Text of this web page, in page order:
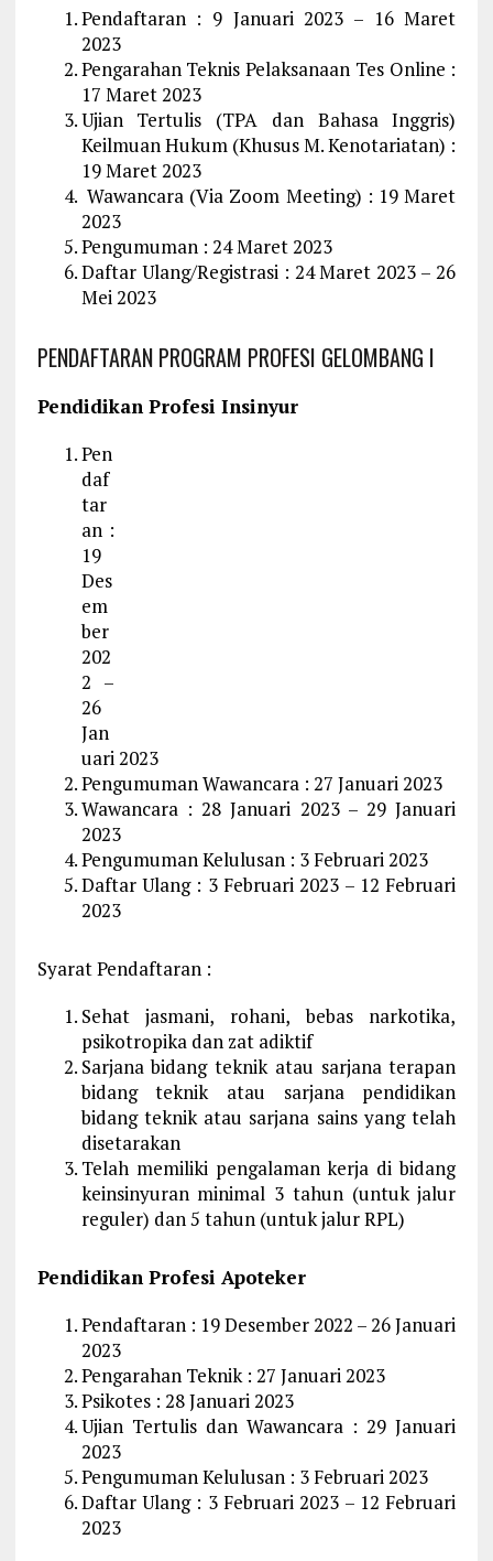
Pendaftaran : 9 Januari 2023 – 16 Maret
2023
Pengarahan Teknis Pelaksanaan Tes Online :
17 Maret 2023
Ujian Tertulis (TPA dan Bahasa Inggris)
Keilmuan Hukum (Khusus M. Kenotariatan) :
19 Maret 2023
Wawancara (Via Zoom Meeting) : 19 Maret
2023
Pengumuman : 24 Maret 2023
Daftar Ulang/Registrasi : 24 Maret 2023 – 26
Mei 2023
PENDAFTARAN PROGRAM PROFESI GELOMBANG I
Pendidikan Profesi Insinyur
Pen
daf
tar
an :
19
Des
em
ber
202
2 –
26
Jan
uari 2023
Pengumuman Wawancara : 27 Januari 2023
Wawancara : 28 Januari 2023 – 29 Januari
2023
Pengumuman Kelulusan : 3 Februari 2023
Daftar Ulang : 3 Februari 2023 – 12 Februari
2023
Syarat Pendaftaran :
Sehat jasmani, rohani, bebas narkotika,
psikotropika dan zat adiktif
Sarjana bidang teknik atau sarjana terapan
bidang teknik atau sarjana pendidikan
bidang teknik atau sarjana sains yang telah
disetarakan
Telah memiliki pengalaman kerja di bidang
keinsinyuran minimal 3 tahun (untuk jalur
reguler) dan 5 tahun (untuk jalur RPL)
Pendidikan Profesi Apoteker
Pendaftaran : 19 Desember 2022 – 26 Januari
2023
Pengarahan Teknik : 27 Januari 2023
Psikotes : 28 Januari 2023
Ujian Tertulis dan Wawancara : 29 Januari
2023
Pengumuman Kelulusan : 3 Februari 2023
Daftar Ulang : 3 Februari 2023 – 12 Februari
2023